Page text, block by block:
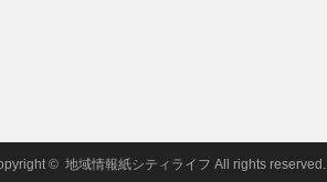
© 地域情報紙シティライフ All rights reserved.